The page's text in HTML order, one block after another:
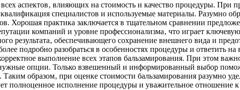
аспектов‚ влияющих на стоимость и качество процедуры. При
специалистов и используемые материалы. Разумно
Хорошая практика заключается в тщательном сравнении
компаний и уровне профессионализма‚ что играет
результата‚ обеспечивающего сохранение внешнего вида и
подробно разобраться в особенностях процедуры и ответить
выполнение всех этапов бальзамирования. При этом
опции. Только взвешенный и информированный выбор
образом‚ при оценке стоимости бальзамирования разумно
полноценное исполнение процедуры и уважительное отношение к